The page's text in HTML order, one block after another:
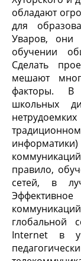
обладают
для
Уваров, они
обучении
Сделать
мешают
факторы. В
школьных
правило,
сетей, в
глобальной
Internet в